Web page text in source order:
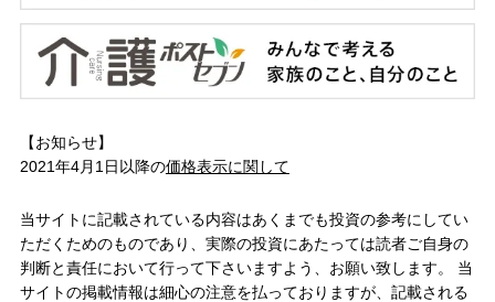
【お知らせ】
2021年4月1日以降の価格表示に関して
当サイトに記載されている内容はあくまでも投資の参考にしてい
ただくためのものであり、実際の投資にあたっては読者ご自身の
判断と責任において行って下さいますよう、お願い致します。 当
サイトの掲載情報は細心の注意を払っておりますが、記載される